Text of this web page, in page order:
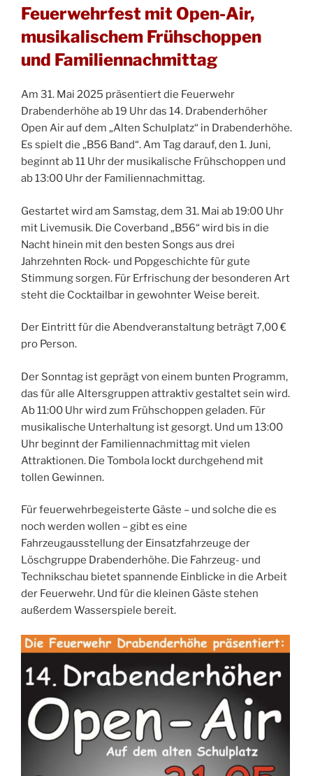
AM
Feuerwehrfest mit Open-Air,
musikalischem Frühschoppen
und Familiennachmittag
Am 31. Mai 2025 präsentiert die Feuerwehr
Drabenderhöhe ab 19 Uhr das 14. Drabenderhöher
Open Air auf dem „Alten Schulplatz“ in Drabenderhöhe.
Es spielt die „B56 Band“. Am Tag darauf, den 1. Juni,
beginnt ab 11 Uhr der musikalische Frühschoppen und
ab 13:00 Uhr der Familiennachmittag.
Gestartet wird am Samstag, dem 31. Mai ab 19:00 Uhr
mit Livemusik. Die Coverband „B56“ wird bis in die
Nacht hinein mit den besten Songs aus drei
Jahrzehnten Rock- und Popgeschichte für gute
Stimmung sorgen. Für Erfrischung der besonderen Art
steht die Cocktailbar in gewohnter Weise bereit.
Der Eintritt für die Abendveranstaltung beträgt 7,00 €
pro Person.
Der Sonntag ist geprägt von einem bunten Programm,
das für alle Altersgruppen attraktiv gestaltet sein wird.
Ab 11:00 Uhr wird zum Frühschoppen geladen. Für
musikalische Unterhaltung ist gesorgt. Und um 13:00
Uhr beginnt der Familiennachmittag mit vielen
Attraktionen. Die Tombola lockt durchgehend mit
tollen Gewinnen.
Für feuerwehrbegeisterte Gäste – und solche die es
noch werden wollen – gibt es eine
Fahrzeugausstellung der Einsatzfahrzeuge der
Löschgruppe Drabenderhöhe. Die Fahrzeug- und
Technikschau bietet spannende Einblicke in die Arbeit
der Feuerwehr. Und für die kleinen Gäste stehen
außerdem Wasserspiele bereit.